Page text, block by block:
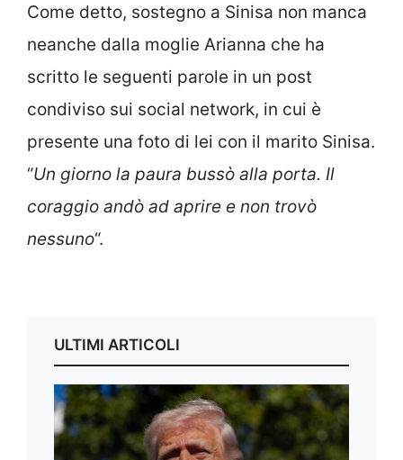
Come detto, sostegno a Sinisa non manca
neanche dalla moglie Arianna che ha
scritto le seguenti parole in un post
condiviso sui social network, in cui è
presente una foto di lei con il marito Sinisa.
“Un giorno la paura bussò alla porta. Il
coraggio andò ad aprire e non trovò
nessuno“.
ULTIMI ARTICOLI